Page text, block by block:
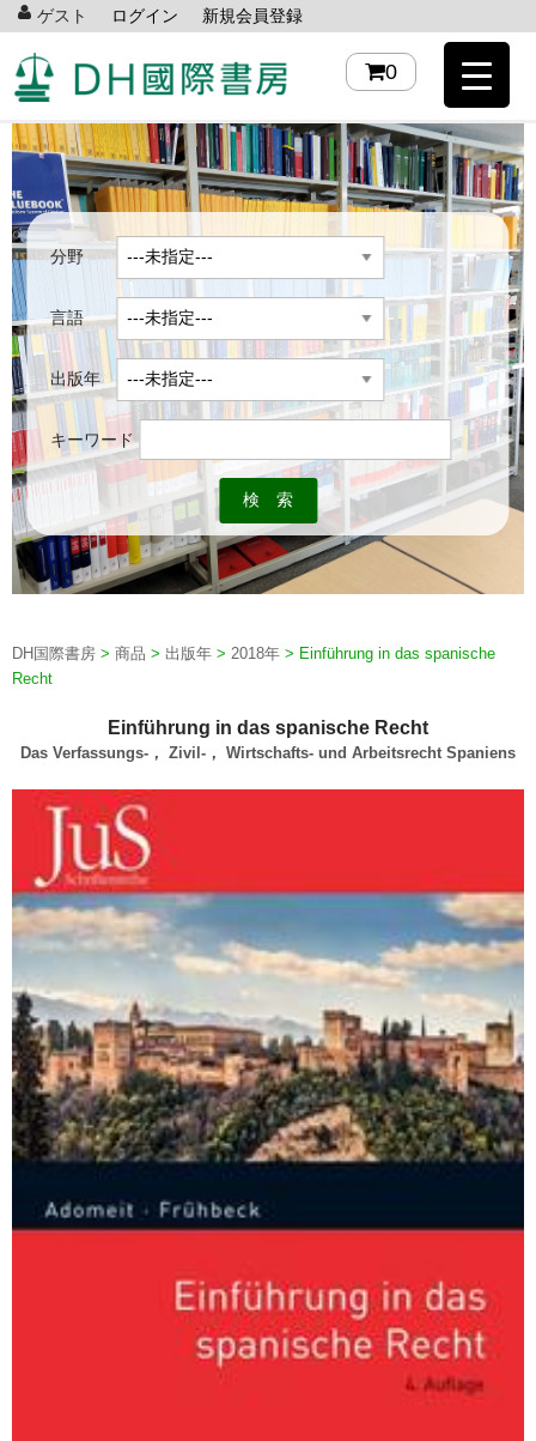
ゲスト ログイン 新規会員登録
0
分野
言語
出版年
キーワード
DH国際書房 > 商品 > 出版年 > 2018年 > Einführung in das spanische
Recht
Einführung in das spanische Recht
Das Verfassungs-， Zivil-， Wirtschafts- und Arbeitsrecht Spaniens